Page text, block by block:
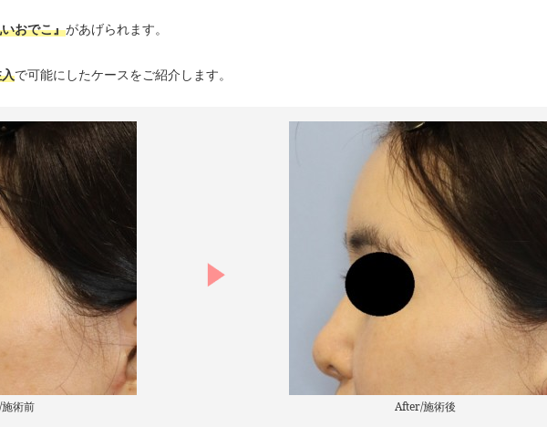
おでこ』があげられます。
で可能にしたケースをご紹介します。
術前 After/施術後